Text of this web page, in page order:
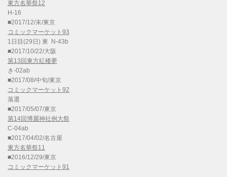
東方名華祭12
H-16
■2017/12/末/東京
コミックマーケット93
1日目(29日) 東 N-43b
■2017/10/22/大阪
第13回東方紅楼夢
き-02ab
■2017/08/中旬/東京
コミックマーケット92
落選
■2017/05/07/東京
第14回博麗神社例大祭
C-04ab
■2017/04/02/名古屋
東方名華祭11
■2016/12/29/東京
コミックマーケット91